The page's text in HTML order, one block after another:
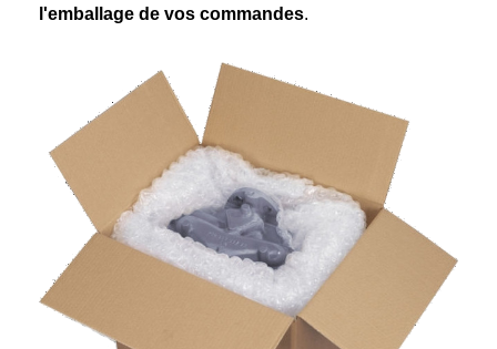
l'emballage de vos commandes.